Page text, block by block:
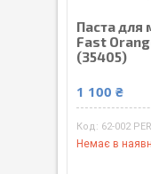
Паста для
Fast
(35405)
1 100 ₴
62-002 PER
Немає в